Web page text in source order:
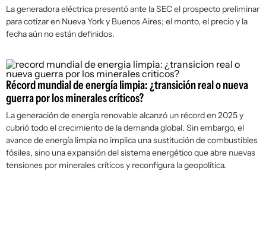
La generadora eléctrica presentó ante la SEC el prospecto preliminar
para cotizar en Nueva York y Buenos Aires; el monto, el precio y la
fecha aún no están definidos.
Récord mundial de energía limpia: ¿transición real o nueva
guerra por los minerales críticos?
La generación de energía renovable alcanzó un récord en 2025 y
cubrió todo el crecimiento de la demanda global. Sin embargo, el
avance de energía limpia no implica una sustitución de combustibles
fósiles, sino una expansión del sistema energético que abre nuevas
tensiones por minerales críticos y reconfigura la geopolítica.